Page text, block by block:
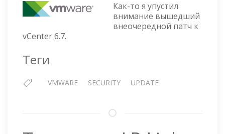
6.7.0.55000
Как-то я упустил
внимание вышедший
внеочередной патч к
vCenter 6.7.
Теги
VMWARE SECURITY UPDATE